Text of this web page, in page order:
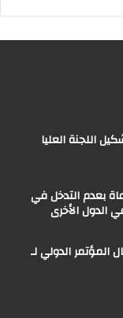
اللجنة العليا
بعدم التدخل في
الدول الأخرى
الدولي لـ